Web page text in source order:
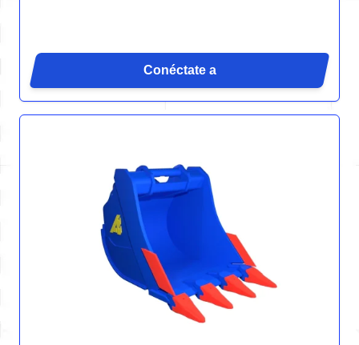
Conéctate a